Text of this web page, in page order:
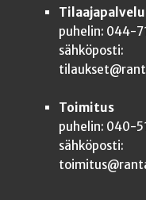
Tilaajapalvelu
puhelin: 044-
sähköposti:
Toimitus
puhelin: 040-
sähköposti: